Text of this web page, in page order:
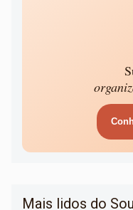
Mais lidos do